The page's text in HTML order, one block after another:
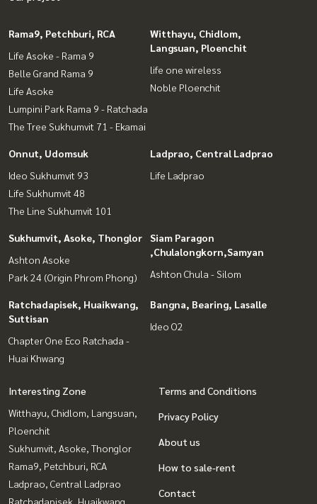
Rama9, Petchburi, RCA
Life Asoke - Rama 9
Belle Grand Rama 9
Life Asoke
Lumpini Park Rama 9 - Ratchada
The Tree Sukhumvit 71 - Ekamai
Witthayu, Chidlom,
Langsuan, Ploenchit
life one wireless
Noble Ploenchit
Onnut, Udomsuk
Ideo Sukhumvit 93
Life Sukhumvit 48
The Line Sukhumvit 101
Ladprao, Central Ladprao
Life Ladprao
Sukhumvit, Asoke, Thonglor
Ashton Asoke
Park 24 (Origin Phrom Phong)
Siam Paragon
,Chulalongkorn,Samyan
Ashton Chula - Silom
Ratchadapisek, Huaikwang,
Suttisan
Chapter One Eco Ratchada -
Huai Khwang
Bangna, Bearing, Lasalle
Ideo O2
Interesting Zone
Witthayu, Chidlom, Langsuan,
Ploenchit
Sukhumvit, Asoke, Thonglor
Rama9, Petchburi, RCA
Ladprao, Central Ladprao
Ratchadapisek, Huaikwang,
Terms and Conditions
Privacy Policy
About us
How to sale-rent
Contact